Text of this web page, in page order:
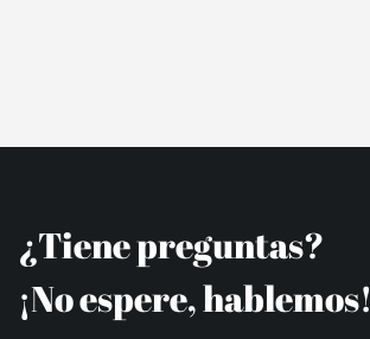
¿Tiene preguntas?
¡No espere, hablemos!